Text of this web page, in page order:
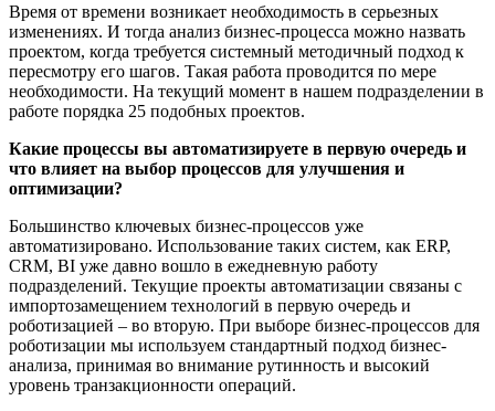
Время от времени возникает необходимость в серьезных
изменениях. И тогда анализ бизнес-процесса можно назвать
проектом, когда требуется системный методичный подход к
пересмотру его шагов. Такая работа проводится по мере
необходимости. На текущий момент в нашем подразделении в
работе порядка 25 подобных проектов.
Какие процессы вы автоматизируете в первую очередь и
что влияет на выбор процессов для улучшения и
оптимизации?
Большинство ключевых бизнес-процессов уже
автоматизировано. Использование таких систем, как ERP,
CRM, BI уже давно вошло в ежедневную работу
подразделений. Текущие проекты автоматизации связаны с
импортозамещением технологий в первую очередь и
роботизацией – во вторую. При выборе бизнес-процессов для
роботизации мы используем стандартный подход бизнес-
анализа, принимая во внимание рутинность и высокий
уровень транзакционности операций.